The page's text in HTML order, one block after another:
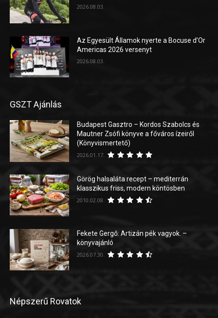
2026.08.03.
Az Egyesült Államok nyerte a Bocuse d’Or
Americas 2026 versenyt
2026.08.03.
GSZT Ajánlás
Budapest Gasztro – Kordos Szabolcs és
Mautner Zsófi könyve a főváros ízeiről
(Könyvismertető)
2026.01.17.
Görög halsaláta recept – mediterrán
klasszikus friss, modern köntösben
2010.02.08.
Fekete Gergő: Artizán pék vagyok. –
könyvajánló
2026.07.30.
Népszerű Rovatok